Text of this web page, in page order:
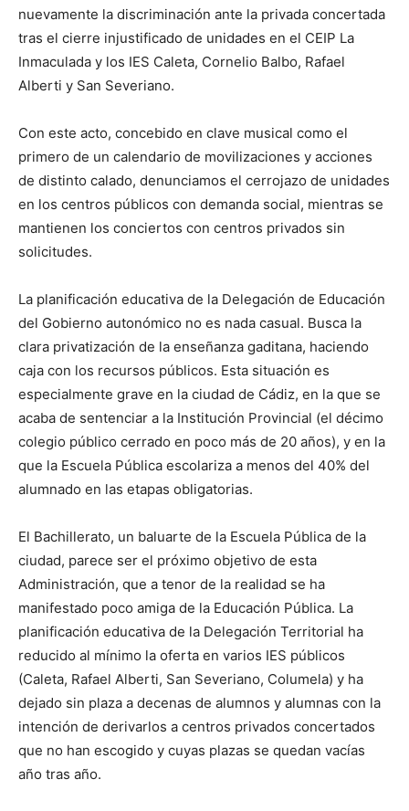
nuevamente la discriminación ante la privada concertada
tras el cierre injustificado de unidades en el CEIP La
Inmaculada y los IES Caleta, Cornelio Balbo, Rafael
Alberti y San Severiano.
Con este acto, concebido en clave musical como el
primero de un calendario de movilizaciones y acciones
de distinto calado, denunciamos el cerrojazo de unidades
en los centros públicos con demanda social, mientras se
mantienen los conciertos con centros privados sin
solicitudes.
La planificación educativa de la Delegación de Educación
del Gobierno autonómico no es nada casual. Busca la
clara privatización de la enseñanza gaditana, haciendo
caja con los recursos públicos. Esta situación es
especialmente grave en la ciudad de Cádiz, en la que se
acaba de sentenciar a la Institución Provincial (el décimo
colegio público cerrado en poco más de 20 años), y en la
que la Escuela Pública escolariza a menos del 40% del
alumnado en las etapas obligatorias.
El Bachillerato, un baluarte de la Escuela Pública de la
ciudad, parece ser el próximo objetivo de esta
Administración, que a tenor de la realidad se ha
manifestado poco amiga de la Educación Pública. La
planificación educativa de la Delegación Territorial ha
reducido al mínimo la oferta en varios IES públicos
(Caleta, Rafael Alberti, San Severiano, Columela) y ha
dejado sin plaza a decenas de alumnos y alumnas con la
intención de derivarlos a centros privados concertados
que no han escogido y cuyas plazas se quedan vacías
año tras año.